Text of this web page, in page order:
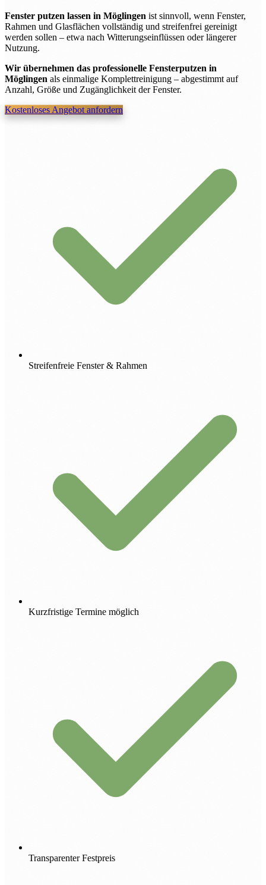
Fenster putzen lassen in Möglingen ist sinnvoll, wenn Fenster,
Rahmen und Glasflächen vollständig und streifenfrei gereinigt
werden sollen – etwa nach Witterungseinflüssen oder längerer
Nutzung.
Wir übernehmen das professionelle Fensterputzen in
Möglingen als einmalige Komplettreinigung – abgestimmt auf
Anzahl, Größe und Zugänglichkeit der Fenster.
Kostenloses Angebot anfordern
Streifenfreie Fenster & Rahmen
Kurzfristige Termine möglich
Transparenter Festpreis